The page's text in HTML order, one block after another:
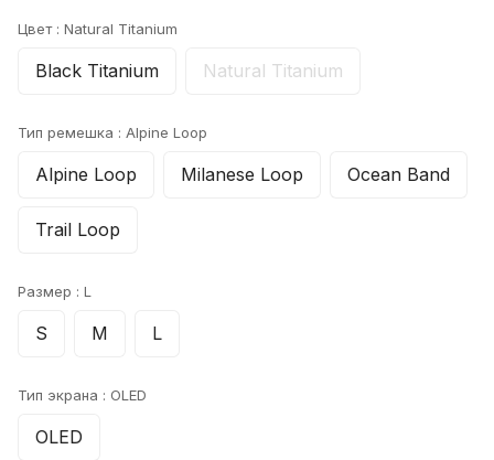
Цвет : Natural Titanium
Black Titanium Natural Titanium
Тип ремешка : Alpine Loop
Alpine Loop Milanese Loop Ocean Band
Trail Loop
Размер : L
S M L
Тип экрана : OLED
OLED